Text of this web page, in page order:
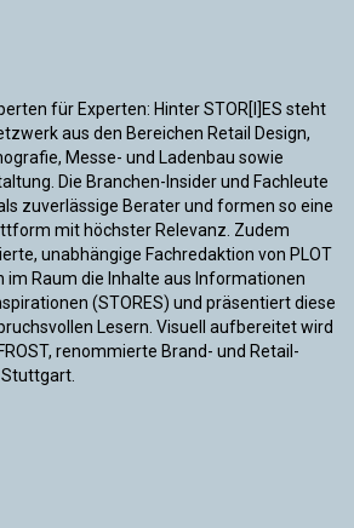
für Experten: Hinter STOR[I]ES steht
aus den Bereichen Retail Design,
Messe- und Ladenbau sowie
Die Branchen-Insider und Fachleute
zuverlässige Berater und formen so eine
mit höchster Relevanz. Zudem
unabhängige Fachredaktion von PLOT
im Raum die Inhalte aus Informationen
(STORES) und präsentiert diese
Lesern. Visuell aufbereitet wird
renommierte Brand- und Retail-